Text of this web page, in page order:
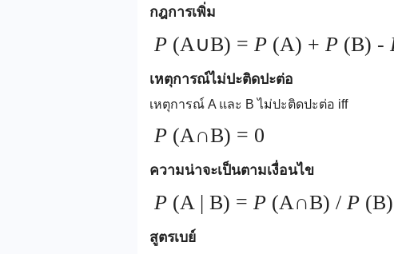
กฎการเพิ่ม
P (A∪B) = P (A) + P (B) -
เหตุการณ์ไม่ปะติดปะต่อ
เหตุการณ์ A และ B ไม่ปะติดปะต่อ iff
P (A∩B) = 0
ความน่าจะเป็นตามเงื่อนไข
P (A | B) = P (A∩B) / P (B)
สูตรเบย์